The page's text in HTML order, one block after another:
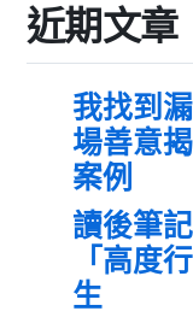
近期文章
我找到
場善意
案例
讀後筆
「高度
生